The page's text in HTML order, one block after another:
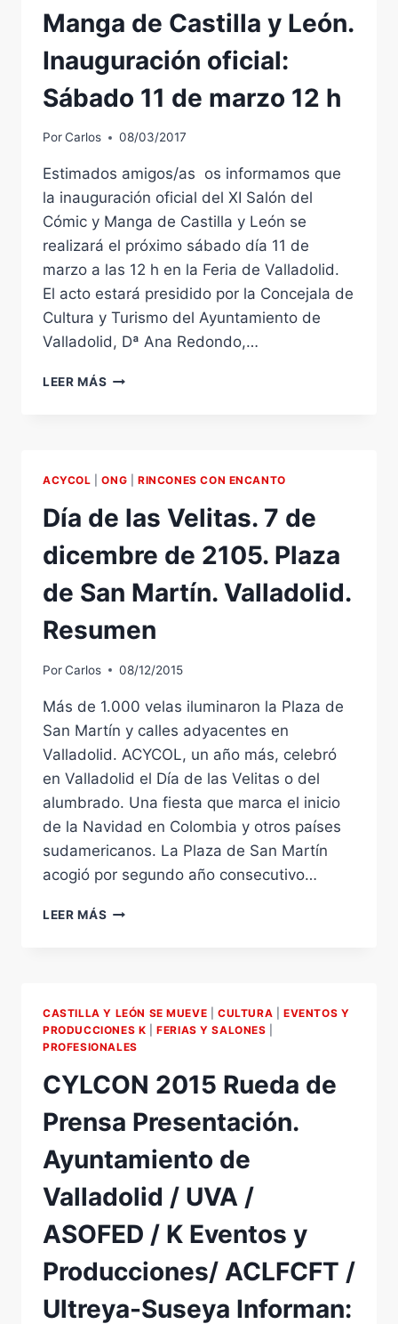
MAYO
A
LAS
11:30
H.
DE
DEL
PALACIO
DE
SANTA
CRUZ
(PLAZA
SANTA
CRUZ,
8.
Manga de Castilla y León.
Inauguración oficial:
Sábado 11 de marzo 12 h
PorCarlos 08/03/2017
Estimados amigos/as os informamos que
la inauguración oficial del XI Salón del
Cómic y Manga de Castilla y León se
realizará el próximo sábado día 11 de
marzo a las 12 h en la Feria de Valladolid.
El acto estará presidido por la Concejala de
Cultura y Turismo del Ayuntamiento de
Valladolid, Dª Ana Redondo,…
LEER MÁS XI
MANGA
CASTILLA
Y
LEÓN.
INAUGURACIÓN
OFICIAL:
SÁBADO
DE
12
ACYCOL |ONG RINCONES CON ENCANTO
Día de las Velitas. 7 de
dicembre de 2105. Plaza
de San Martín. Valladolid.
Resumen
PorCarlos 08/12/2015
Más de 1.000 velas iluminaron la Plaza de
San Martín y calles adyacentes en
Valladolid. ACYCOL, un año más, celebró
en Valladolid el Día de las Velitas o del
alumbrado. Una fiesta que marca el inicio
de la Navidad en Colombia y otros países
sudamericanos. La Plaza de San Martín
acogió por segundo año consecutivo…
LEER MÁS DÍA
DICEMBRE
DE
PLAZA
DE
SAN
MARTÍN.
VALLADOLID.
RESUMEN
CASTILLA Y LEÓN SE MUEVE |CULTURA |EVENTOS Y
PRODUCCIONES K |FERIAS Y SALONES
PROFESIONALES
CYLCON 2015 Rueda de
Prensa Presentación.
Ayuntamiento de
Valladolid / UVA /
ASOFED / K Eventos y
Producciones/ ACLFCFT /
Ultreya-Suseya Informan: